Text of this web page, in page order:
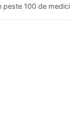
100 de